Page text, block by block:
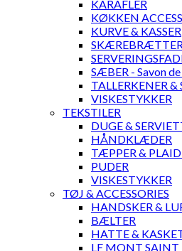
KARAFLER
KØKKEN
KURVE & KASSER
SÆBER - Savon
TALLERKENER &
VISKESTYKKER
TEKSTILER
DUGE &
HÅNDKLÆDER
TÆPPER &
PUDER
VISKESTYKKER
TØJ & ACCESSORIES
HANDSKER &
BÆLTER
HATTE &
LE MONT SAINT